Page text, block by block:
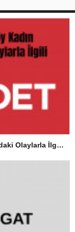
Saadet Partisi Kadın Kolları’ndan Okullardaki Olaylarla İlgili Basın Açıklaması